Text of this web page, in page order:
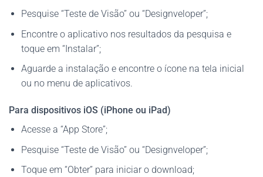
Pesquise “Teste de Visão” ou “Designveloper”;
Encontre o aplicativo nos resultados da pesquisa e
toque em “Instalar”;
Aguarde a instalação e encontre o ícone na tela inicial
ou no menu de aplicativos.
Para dispositivos iOS (iPhone ou iPad)
Acesse a “App Store”;
Pesquise “Teste de Visão” ou “Designveloper”;
Toque em “Obter” para iniciar o download;